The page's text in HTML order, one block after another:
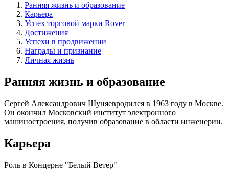
Ранняя жизнь и образование
Карьера
Успех торговой марки Rover
Достижения
Успехи в продвижении
Награды и признание
Личная жизнь
Ранняя жизнь и образование
Сергей Александрович Шуняевродился в 1963 году в Москве.
Он окончил Московский институт электронного
машиностроения, получив образование в области инженерии.
Карьера
Роль в Концерне "Белый Ветер"